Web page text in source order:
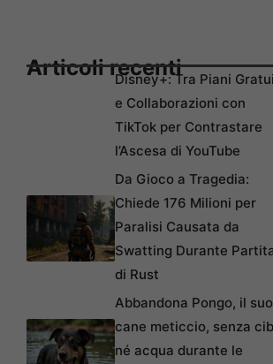
Articoli recenti
Disney+: Tra Piani
e Collaborazioni con
TikTok per Contrastare
l’Ascesa di YouTube
Da Gioco a Tragedia:
Chiede 176 Milioni per
Paralisi Causata da
Swatting Durante
di Rust
Abbandona Pongo, il suo
cane meticcio, senza
né acqua durante le